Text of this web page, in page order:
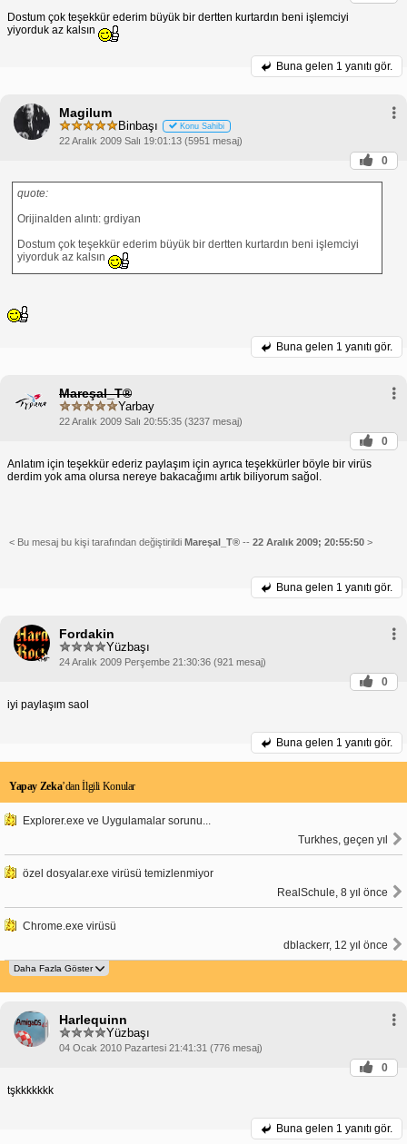
Dostum çok teşekkür ederim büyük bir dertten kurtardın beni işlemciyi
yiyorduk az kalsın
Buna gelen 1 yanıtı gör.
Magilum
Binbaşı Konu Sahibi
22 Aralık 2009 Salı 19:01:13 (5951 mesaj)
0
quote:
Orijinalden alıntı: grdiyan
Dostum çok teşekkür ederim büyük bir dertten kurtardın beni işlemciyi
yiyorduk az kalsın
Buna gelen 1 yanıtı gör.
Mareşal_T®
Yarbay
22 Aralık 2009 Salı 20:55:35 (3237 mesaj)
0
Anlatım için teşekkür ederiz paylaşım için ayrıca teşekkürler böyle bir virüs
derdim yok ama olursa nereye bakacağımı artık biliyorum sağol.
< Bu mesaj bu kişi tarafından değiştirildi Mareşal_T® -- 22 Aralık 2009; 20:55:50 >
Buna gelen 1 yanıtı gör.
Fordakin
Yüzbaşı
24 Aralık 2009 Perşembe 21:30:36 (921 mesaj)
0
iyi paylaşım saol
Buna gelen 1 yanıtı gör.
Yapay Zeka’dan İlgili Konular
Explorer.exe ve Uygulamalar sorunu...
Turkhes, geçen yıl
özel dosyalar.exe virüsü temizlenmiyor
RealSchule, 8 yıl önce
Chrome.exe virüsü
dblackerr, 12 yıl önce
Harlequinn
Yüzbaşı
04 Ocak 2010 Pazartesi 21:41:31 (776 mesaj)
0
tşkkkkkkk
Buna gelen 1 yanıtı gör.